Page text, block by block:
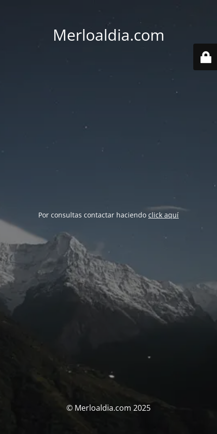
Merloaldia.com
Por consultas contactar haciendo click aquí
© Merloaldia.com 2025